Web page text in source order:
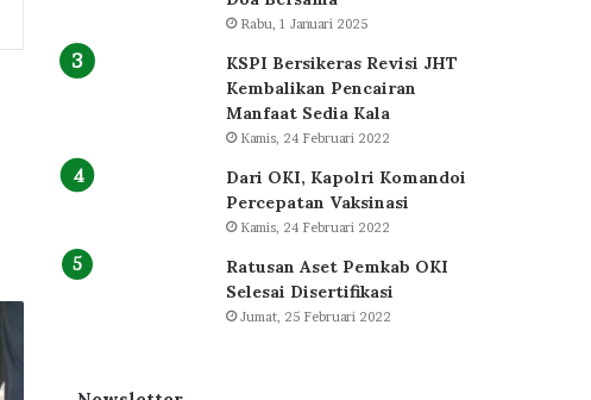
Rabu, 1 Januari 2025
KSPI Bersikeras Revisi JHT
Kembalikan Pencairan
Manfaat Sedia Kala
Kamis, 24 Februari 2022
Dari OKI, Kapolri Komandoi
Percepatan Vaksinasi
Kamis, 24 Februari 2022
Ratusan Aset Pemkab OKI
Selesai Disertifikasi
Jumat, 25 Februari 2022